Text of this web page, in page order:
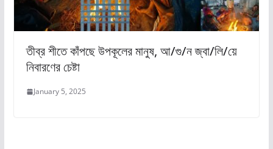
তীব্র শীতে কাঁপছে উপকূলের মানুষ, আ/গু/ন জ্বা/লি/য়ে
নিবারণের চেষ্টা
January 5, 2025